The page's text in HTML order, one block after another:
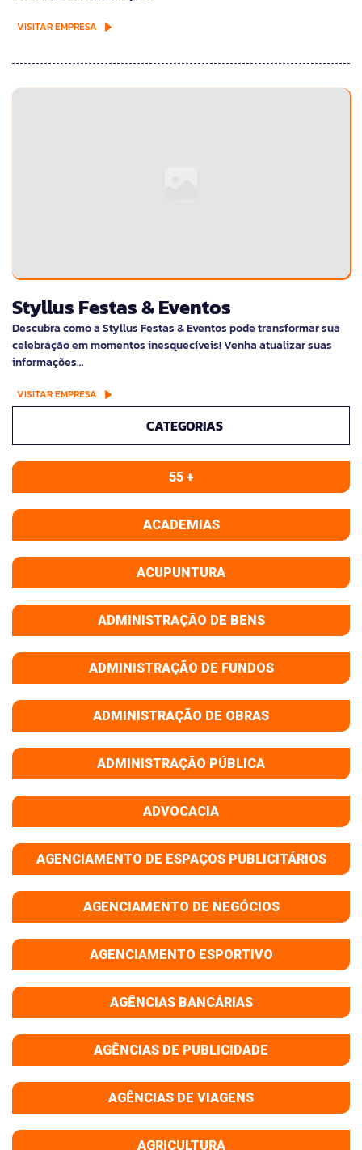
VISITAR EMPRESA
Styllus Festas & Eventos
Descubra como a Styllus Festas & Eventos pode transformar sua
celebração em momentos inesquecíveis! Venha atualizar suas
informações…
VISITAR EMPRESA
CATEGORIAS
55 +
ACADEMIAS
ACUPUNTURA
ADMINISTRAÇÃO DE BENS
ADMINISTRAÇÃO DE FUNDOS
ADMINISTRAÇÃO DE OBRAS
ADMINISTRAÇÃO PÚBLICA
ADVOCACIA
AGENCIAMENTO DE ESPAÇOS PUBLICITÁRIOS
AGENCIAMENTO DE NEGÓCIOS
AGENCIAMENTO ESPORTIVO
AGÊNCIAS BANCÁRIAS
AGÊNCIAS DE PUBLICIDADE
AGÊNCIAS DE VIAGENS
AGRICULTURA